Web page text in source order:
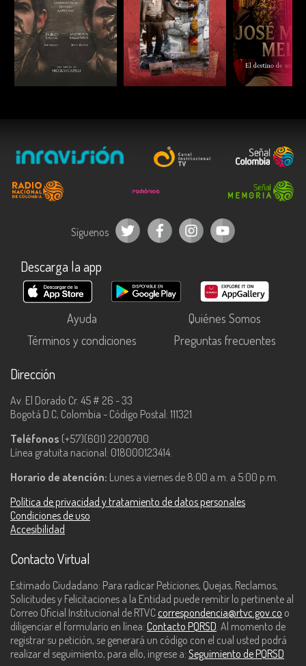
ESCUCHAR ESCUCHAR
Síguenos
Descarga la app
Ayuda
Quiénes Somos
Términos y condiciones
Preguntas frecuentes
Dirección
Av. El Dorado Cr. 45 # 26 - 33
Bogotá D.C, Colombia - Código Postal: 111321
Teléfonos (+57)(601) 2200700.
Línea gratuita nacional: 018000123414.
Horario de atención: Lunes a viernes de 8:00 a.m. a 5:00 p.m.
Política de privacidad y tratamiento de datos personales
Condiciones de uso
Accesibilidad
Contacto Virtual
Estimado Ciudadano: Para radicar Peticiones, Quejas, Reclamos,
Solicitudes y Felicitaciones a la Entidad puede remitir lo pertinente al
Correo Oficial Institucional de RTVC correspondencia@rtvc.gov.co o
diligenciar el formulario en línea: Contacto PQRSD. Al momento de
registrar su petición, se generará un código con el cual usted podrá
realizar el seguimiento, para ello, ingrese a: Seguimiento de PQRSD